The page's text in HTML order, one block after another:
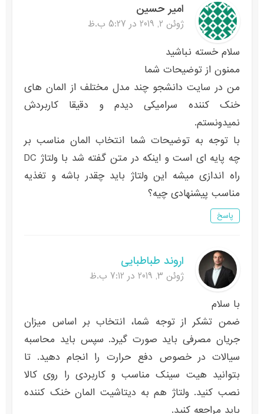
امیر حسین
ژوئن 2, 2019 در 5:27 ب.ظ
سلام خسته نباشید
ممنون از توضیحات شما
من در سایت دانشجو چند مدل مختلف از المان های
خنک کننده سرامیکی دیدم و دقیقا کاربردش
نمیدونستم.
با توجه به توضیحات شما انتخاب المان مناسب بر
چه پایه ای است و اینکه در متن گفته شد با ولتاژ DC
راه اندازی میشه این ولتاژ باید چقدر باشه و تغذیه
مناسب پیشنهادی چیه؟
پاسخ
اروند طباطبایی
ژوئن 3, 2019 در 7:12 ب.ظ
با سلام
ضمن تشکر از توجه شما، انتخاب بر اساس میزان
جریان مصرفی باید صورت گیرد. سپس باید محاسبه
سیالات در خصوص دفع حرارت را انجام دهید. تا
بتوانید هیت سینک مناسب و کاربردی را روی کالا
نصب کنید. ولتاژ هم به دیتاشیت المان خنک کننده
باید مراجعه کنید.